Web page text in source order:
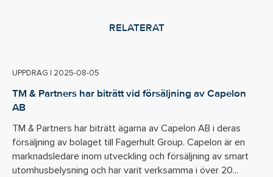
RELATERAT
UPPDRAG | 2025-08-05
TM & Partners har biträtt vid försäljning av Capelon
AB
TM & Partners har biträtt ägarna av Capelon AB i deras
försäljning av bolaget till Fagerhult Group. Capelon är en
marknadsledare inom utveckling och försäljning av smart
utomhusbelysning och har varit verksamma i över 20...